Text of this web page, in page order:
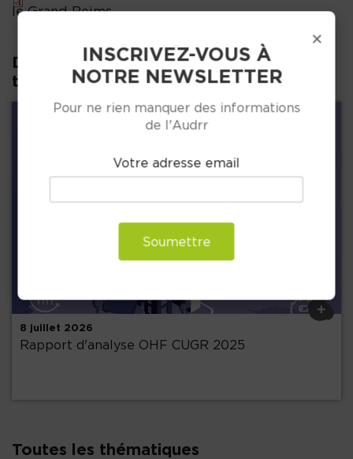
le Grand Reims
D'autres publications dans la même
thématique :
Précédent
+
8 juillet 2026
Rapport d'analyse OHF CUGR 2025
Toutes les thématiques
×
INSCRIVEZ-VOUS À
NOTRE NEWSLETTER
Pour ne rien manquer des informations
de l'Audrr
Votre adresse email
Soumettre